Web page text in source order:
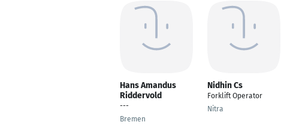
Hans Amandus
Riddervold
---
Bremen
Nidhin Cs
Forklift Operator
Nitra